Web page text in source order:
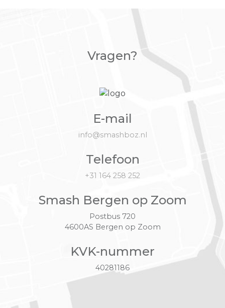
Vragen?
E-mail
info@smashboz.nl
Telefoon
+31 164 258 252
Smash Bergen op Zoom
Postbus 720
4600AS Bergen op Zoom
KVK-nummer
40281186